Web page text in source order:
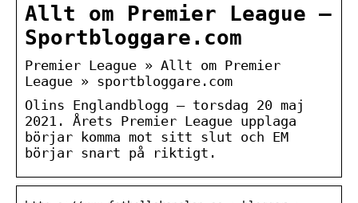
Allt om Premier League –
Sportbloggare.com
Premier League » Allt om Premier
League » sportbloggare.com
Olins Englandblogg – torsdag 20 maj
2021. Årets Premier League upplaga
börjar komma mot sitt slut och EM
börjar snart på riktigt.